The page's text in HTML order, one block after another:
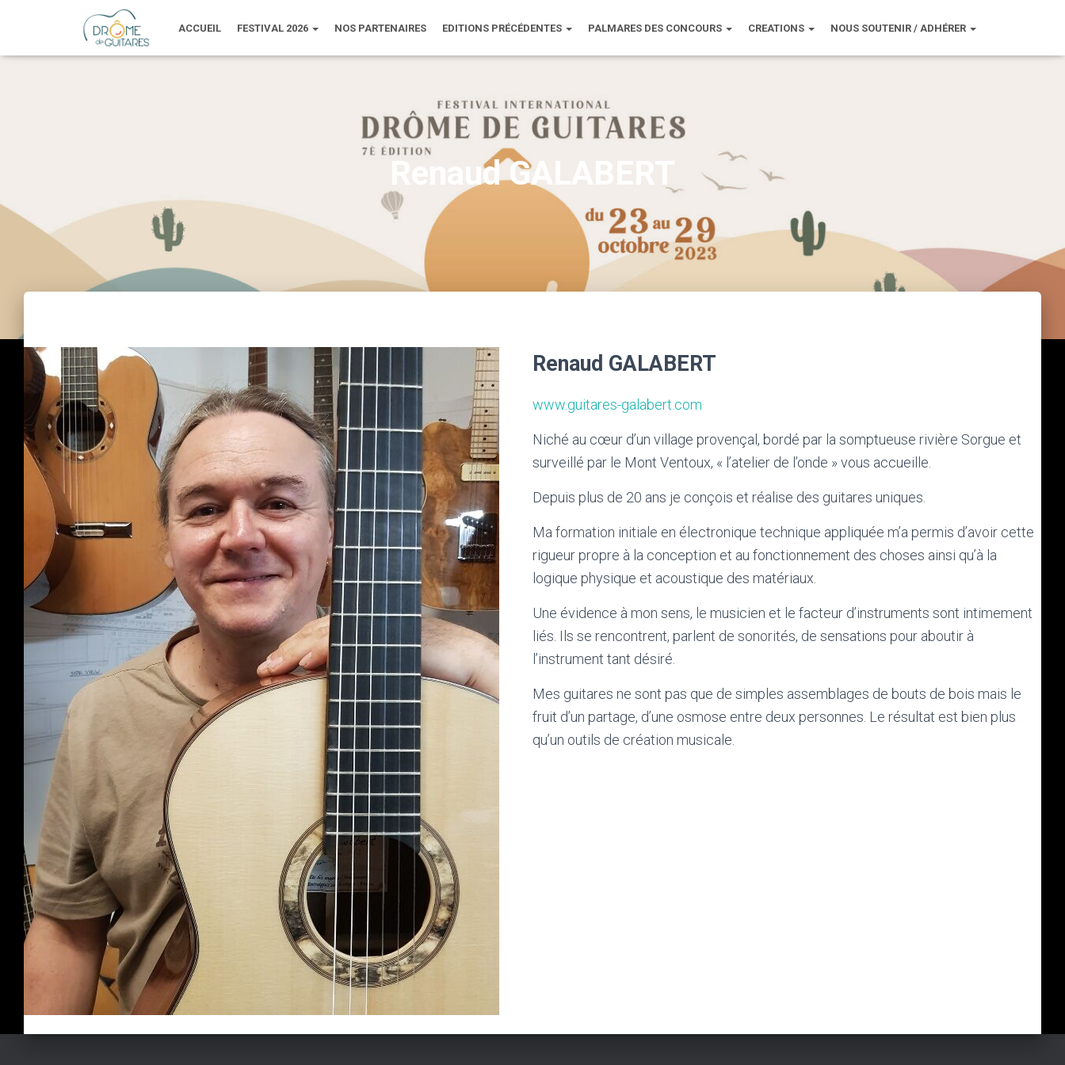
ACCUEIL FESTIVAL 2026 NOS PARTENAIRES EDITIONS PRÉCÉDENTES PALMARES DES CONCOURS CREATIONS NOUS SOUTENIR / ADHÉRER
Renaud GALABERT
Renaud GALABERT
www.guitares-galabert.com
Niché au cœur d’un village provençal, bordé par la somptueuse rivière Sorgue et
surveillé par le Mont Ventoux, « l’atelier de l’onde »vous accueille.
Depuis plus de 20 ans je conçois et réalise des guitares uniques.
Ma formation initiale en électronique technique appliquée m’a permis d’avoir cette
rigueur propre à la conception et au fonctionnement des choses ainsi qu’à la
logique physique et acoustique des matériaux.
Une évidence à mon sens, le musicien et le facteur d’instruments sont intimement
liés. Ils se rencontrent, parlent de sonorités, de sensations pour aboutir à
l’instrument tant désiré.
Mes guitares ne sont pas que de simples assemblages de bouts de bois mais le
fruit d’un partage, d’une osmose entre deux personnes. Le résultat est bien plus
qu’un outils de création musicale.